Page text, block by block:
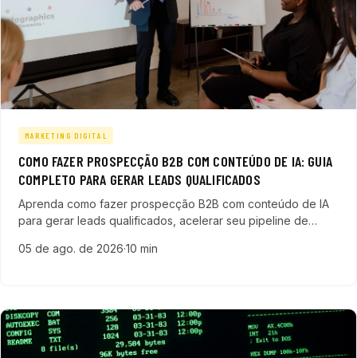
MARKETING DIGITAL
COMO FAZER PROSPECÇÃO B2B COM CONTEÚDO DE IA: GUIA
COMPLETO PARA GERAR LEADS QUALIFICADOS
Aprenda como fazer prospecção B2B com conteúdo de IA
para gerar leads qualificados, acelerar seu pipeline de
de tecnologia.
05 de ago. de 2026·10 min